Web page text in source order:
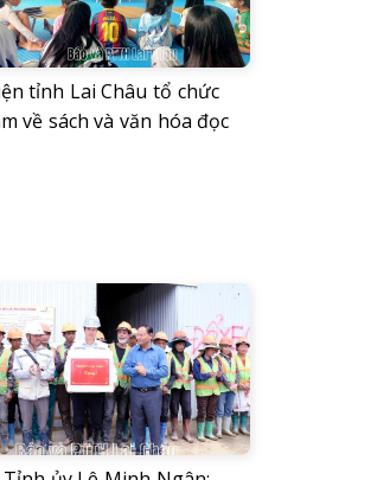
tỉnh Lai Châu tổ chức
về sách và văn hóa đọc